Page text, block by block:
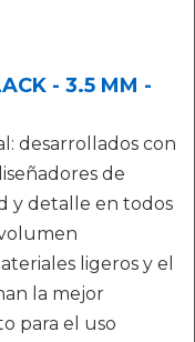
- 3.5 MM -
desarrollados con
de
y detalle en todos
ligeros y el
la mejor
para el uso